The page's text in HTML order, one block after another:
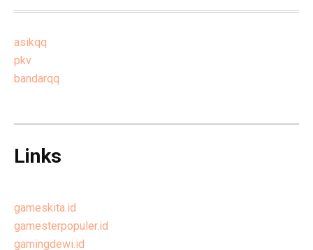
asikqq
pkv
bandarqq
Links
gameskita.id
gamesterpopuler.id
gamingdewi.id